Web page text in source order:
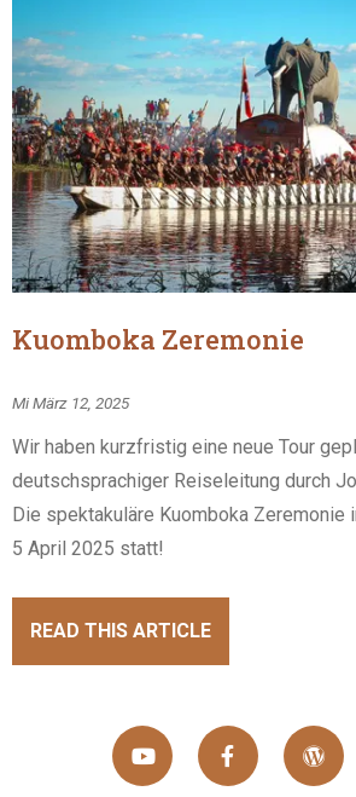
Kuomboka Zeremonie
Mi März 12, 2025
Wir haben kurzfristig eine neue Tour
deutschsprachiger Reiseleitung durch
Die spektakuläre Kuomboka Zeremonie
5 April 2025 statt!
READ THIS ARTICLE